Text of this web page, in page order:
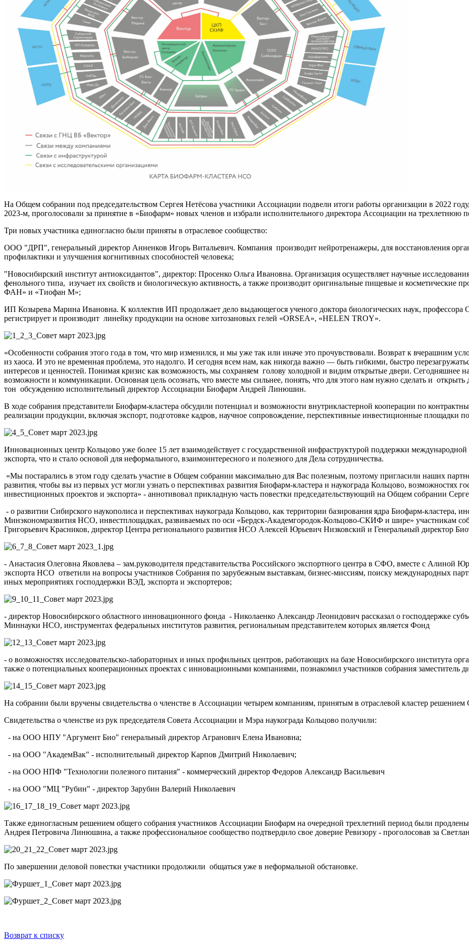
На Общем собрании под председательством Сергея Нетёсова участники Ассоциации подвели итоги работы организации в 2022
2023-м, проголосовали за принятие в «Биофарм» новых членов и избрали исполнительного директора Ассоциации на трехлетнюю
Три новых участника единогласно были приняты в отраслевое сообщество:
ООО "ДРП", генеральный директор Анненков Игорь Витальевич. Компания производит нейротренажеры, для восстановления
профилактики и улучшения когнитивных способностей человека;
"Новосибирский институт антиоксидантов", директор: Просенко Ольга Ивановна. Организация осуществляет научные
фенольного типа, изучает их свойств и биологическую активность, а также производит оригинальные пищевые и
ФАН» и «Тиофан М»;
ИП Козырева Марина Ивановна. К коллектив ИП продолжает дело выдающегося ученого доктора биологических наук, профессора
регистрирует и производит линейку продукции на основе хитозановых гелей «ORSEA», «HELEN TROY».
«Особенности собрания этого года в том, что мир изменился, и мы уже так или иначе это прочувствовали. Возврат к вчерашним
из хаоса. И это не временная проблема, это надолго. И сегодня всем нам, как никогда важно — быть гибкими, быстро
интересов и ценностей. Понимая кризис как возможность, мы сохраняем голову холодной и видим открытые двери. Сегодняшнее
возможности и коммуникации. Основная цель осознать, что вместе мы сильнее, понять, что для этого нам нужно сделать и
тон обсуждению исполнительный директор Ассоциации Биофарм Андрей Линюшин.
В ходе собрания представители Биофарм-кластера обсудили потенциал и возможности внутрикластерной кооперации по
реализации продукции, включая экспорт, подготовке кадров, научное сопровождение, перспективные инвестиционные
Инновационных центр Кольцово уже более 15 лет взаимодействует с государственной инфраструктурой поддержки
экспорта, что и стало основой для неформального, взаимоинтересного и полезного для Дела сотрудничества.
«Мы постарались в этом году сделать участие в Общем собрании максимально для Вас полезным, поэтому пригласили наших
развития, чтобы вы из первых уст могли узнать о перспективах развития Биофарм-кластера и наукограда Кольцово, возможностях
инвестиционных проектов и экспорта» - аннотивовал прикладную часть повестки председательствующий на Общем собрании
- о развитии Сибирского наукополиса и перспективах наукограда Кольцово, как территории базирования ядра Биофарм-кластера,
Минэкономразвития НСО, инвестплощадках, развиваемых по оси «Бердск-Академгородок-Кольцово-СКИФ и шире» участникам
Григорьевич Красников, директор Центра регионального развития НСО Алексей Юрьевич Низковский и Генеральный директор
- Анастасия Олеговна Яковлева – зам.руководителя представительства Российского экспортного центра в СФО, вместе с Алиной
экспорта НСО ответили на вопросы участников Собрания по зарубежным выставкам, бизнес-миссиям, поиску международных
иных мероприятиях господдержки ВЭД, экспорта и экспортеров;
- директор Новосибирского областного инновационного фонда - Николаенко Александр Леонидович рассказал о господдержке
Миннауки НСО, инструментах федеральных институтов развития, региональным представителем которых является Фонд
- о возможностях исследовательско-лабораторных и иных профильных центров, работающих на базе Новосибирского института
также о потенциальных кооперационных проектах с инновационными компаниями, познакомил участников собрания
На собрании были вручены свидетельства о членстве в Ассоциации четырем компаниям, принятым в отраслевой кластер решением
Свидетельства о членстве из рук председателя Совета Ассоциации и Мэра наукограда Кольцово получили:
- на ООО НПУ "Аргумент Био" генеральный директор Агранович Елена Ивановна;
- на ООО "АкадемВак" - исполнительный директор Карпов Дмитрий Николаевич;
- на ООО НПФ "Технологии полезного питания" - коммерческий директор Федоров Александр Васильевич
- на ООО "МЦ "Рубин" - директор Зарубин Валерий Николаевич
Также единогласным решением общего собрания участников Ассоциации Биофарм на очередной трехлетний период были
Андрея Петровича Линюшина, а также профессиональное сообщество подтвердило свое доверие Ревизору - проголосовав за
По завершении деловой повестки участники продолжили общаться уже в неформальной обстановке.
Возврат к списку